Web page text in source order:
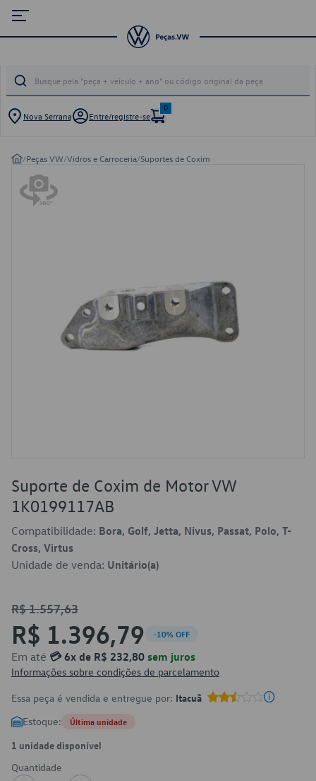
Nova Serrana Entre/registre-se
0
/Peças VW/Vidros e Carroceria/Suportes de Coxim
Suporte de Coxim de Motor VW
1K0199117AB
Compatibilidade: Bora, Golf, Jetta, Nivus, Passat, Polo, T-
Cross, Virtus
Unidade de venda: Unitário(a)
R$ 1.557,63
R$ 1.396,79 -10% OFF
Em até 💳 6x de R$ 232,80 sem juros
Informações sobre condições de parcelamento
Essa peça é vendida e entregue por: Itacuã
Estoque: Última unidade
1 unidade disponível
Quantidade